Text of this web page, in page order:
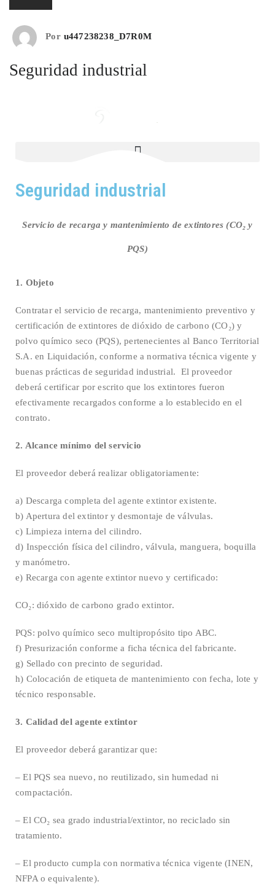
Por u447238238_D7R0M
Seguridad industrial
Seguridad industrial
Servicio de recarga y mantenimiento de extintores (CO₂ y
PQS)
1. Objeto
Contratar el servicio de recarga, mantenimiento preventivo y
certificación de extintores de dióxido de carbono (CO₂) y
polvo químico seco (PQS), pertenecientes al Banco Territorial
S.A. en Liquidación, conforme a normativa técnica vigente y
buenas prácticas de seguridad industrial. El proveedor
deberá certificar por escrito que los extintores fueron
efectivamente recargados conforme a lo establecido en el
contrato.
2. Alcance mínimo del servicio
El proveedor deberá realizar obligatoriamente:
a) Descarga completa del agente extintor existente.
b) Apertura del extintor y desmontaje de válvulas.
c) Limpieza interna del cilindro.
d) Inspección física del cilindro, válvula, manguera, boquilla
y manómetro.
e) Recarga con agente extintor nuevo y certificado:
CO₂: dióxido de carbono grado extintor.
PQS: polvo químico seco multipropósito tipo ABC.
f) Presurización conforme a ficha técnica del fabricante.
g) Sellado con precinto de seguridad.
h) Colocación de etiqueta de mantenimiento con fecha, lote y
técnico responsable.
3. Calidad del agente extintor
El proveedor deberá garantizar que:
– El PQS sea nuevo, no reutilizado, sin humedad ni
compactación.
– El CO₂ sea grado industrial/extintor, no reciclado sin
tratamiento.
– El producto cumpla con normativa técnica vigente (INEN,
NFPA o equivalente).